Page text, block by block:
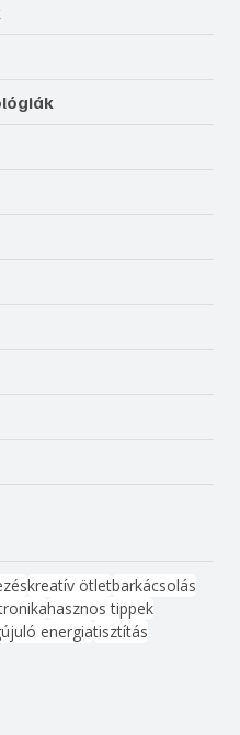
kreatív ötletbarkácsolás
hasznos tippek
energiatisztítás